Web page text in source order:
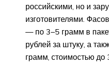
российскими, но и
изготовителями.
— по 3–5 грамм в
рублей за штуку, а
грамм, стоимостью до